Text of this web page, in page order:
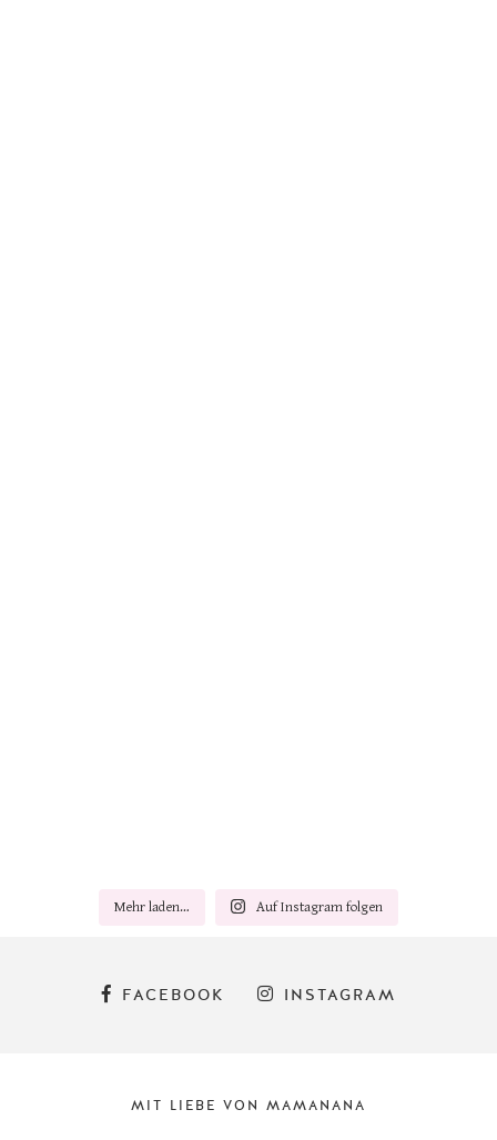
Mehr laden… Auf Instagram folgen
FACEBOOK INSTAGRAM
MIT LIEBE VON MAMANANA